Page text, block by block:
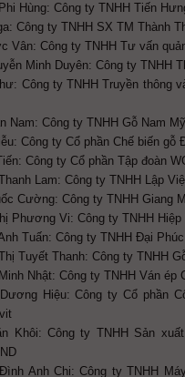
Hùng: Công ty TNHH Tiến
Công ty TNHH SX TM Thành
Vân: Công ty TNHH Tư vấn
Minh Duyên: Công ty TNHH
Công ty TNHH Truyền thông
Nam: Công ty TNHH Gỗ Nam Mỹ
Công ty Cổ phần Chế biến gỗ
Công ty Cổ phần Tập đoàn
Lam: Công ty TNHH Lập
Cường: Công ty TNHH Giang
Phương Vi: Công ty TNHH Hiệp
Tuấn: Công ty TNHH Đại
Tuyết Thanh: Công ty TNHH
Nhật: Công ty TNHH Ván ép
Hiệu: Công ty Cổ phần
Khôi: Công ty TNHH Sản
Anh Chi: Công ty TNHH